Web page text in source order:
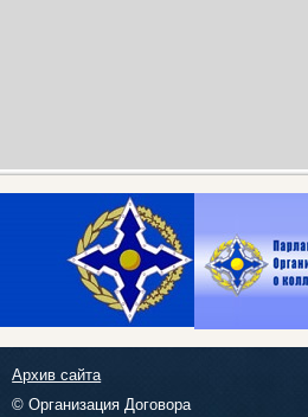
Архив сайта
© Организация Договора